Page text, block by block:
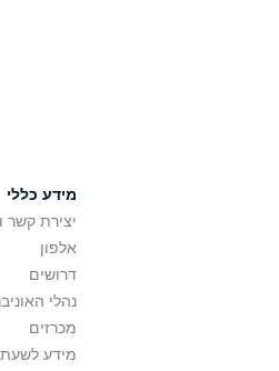
מידע כללי
יצירת קשר
אלפון
דרושים
נהלי
מכרזים
מידע לשעת